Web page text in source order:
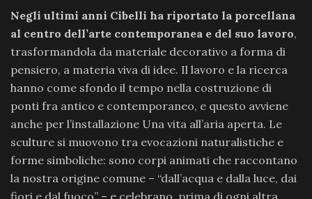
Negli ultimi anni Cibelli ha riportato la porcellana
al centro dell’arte contemporanea e del suo lavoro,
trasformandola da materiale decorativo a forma di
pensiero, a materia viva di idee. Il lavoro e la ricerca
hanno come sfondo il tempo nella costruzione di
ponti fra antico e contemporaneo, e questo avviene
anche per l’installazione Una vita all’aria aperta. Le
sculture si muovono tra evocazioni naturalistiche e
forme simboliche: sono corpi animati che raccontano
la nostra origine comune – “dall’acqua e dalla luce, dai